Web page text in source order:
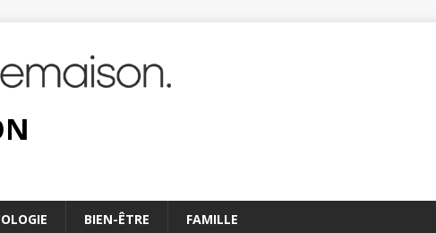
BIEN-ÊTRE FAMILLE